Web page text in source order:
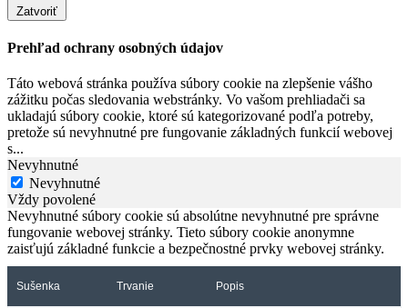
Zatvoriť
Prehľad ochrany osobných údajov
Táto webová stránka používa súbory cookie na zlepšenie vášho
zážitku počas sledovania webstránky. Vo vašom prehliadači sa
ukladajú súbory cookie, ktoré sú kategorizované podľa potreby,
pretože sú nevyhnutné pre fungovanie základných funkcií webovej
s...
Nevyhnutné
Nevyhnutné
Vždy povolené
Nevyhnutné súbory cookie sú absolútne nevyhnutné pre správne
fungovanie webovej stránky. Tieto súbory cookie anonymne
zaisťujú základné funkcie a bezpečnostné prvky webovej stránky.
Sušenka Trvanie Popis